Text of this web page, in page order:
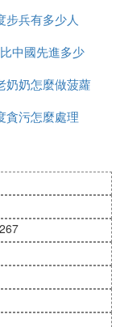
以通過人口的
家
步兵有多少人
中國先進多少
奶奶怎麼做菠蘿
貪污怎麼處理